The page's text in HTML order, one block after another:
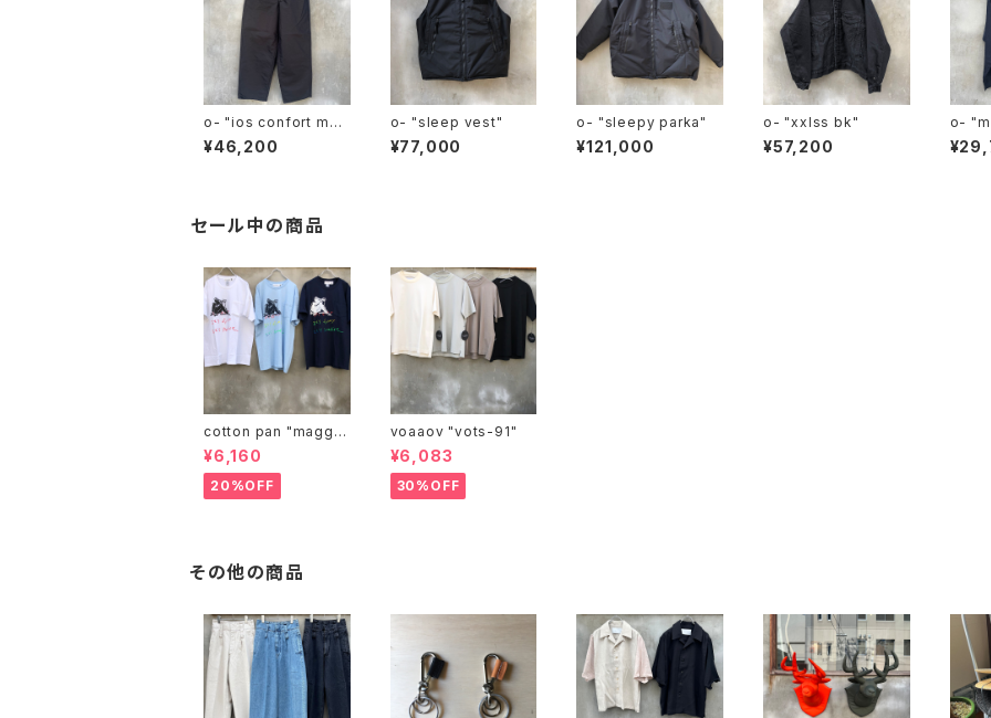
o- "ios confort mol
eskin"
¥46,200
o- "sleep vest"
¥77,000
o- "sleepy parka"
¥121,000
o- "xxlss bk"
¥57,200
o- "merino sweatsh
irt"
セール中の商品
cotton pan "maggie
may"
¥6,160
20%OFF
voaaov "vots-91"
¥6,083
30%OFF
その他の商品